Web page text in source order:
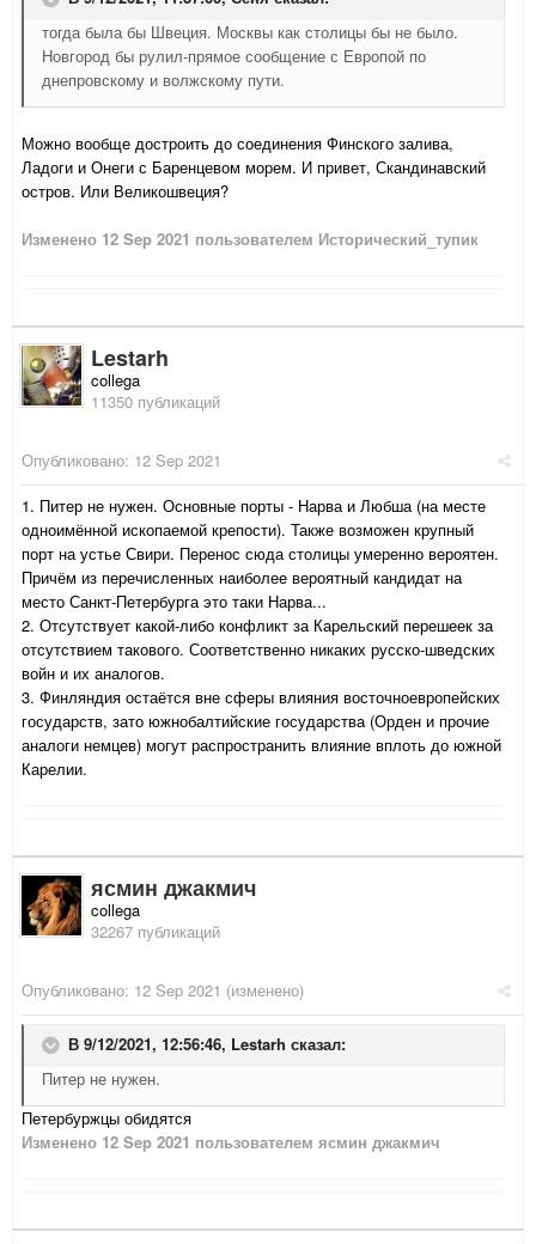
тогда была бы Швеция. Москвы как столицы бы не было.
Новгород бы рулил-прямое сообщение с Европой по
днепровскому и волжскому пути.
Можно вообще достроить до соединения Финского залива,
Ладоги и Онеги с Баренцевом морем. И привет, Скандинавский
остров. Или Великошвеция?
Изменено 12 Sep 2021 пользователем Исторический_тупик
Lestarh
collega
11350 публикаций
Опубликовано: 12 Sep 2021
1. Питер не нужен. Основные порты - Нарва и Любша (на месте
одноимённой ископаемой крепости). Также возможен крупный
порт на устье Свири. Перенос сюда столицы умеренно вероятен.
Причём из перечисленных наиболее вероятный кандидат на
место Санкт-Петербурга это таки Нарва...
2. Отсутствует какой-либо конфликт за Карельский перешеек за
отсутствием такового. Соответственно никаких русско-шведских
войн и их аналогов.
3. Финляндия остаётся вне сферы влияния восточноевропейских
государств, зато южнобалтийские государства (Орден и прочие
аналоги немцев) могут распространить влияние вплоть до южной
Карелии.
ясмин джакмич
collega
32267 публикаций
Опубликовано: 12 Sep 2021 (изменено)
В 9/12/2021, 12:56:46, Lestarh сказал:
Питер не нужен.
Петербуржцы обидятся
Изменено 12 Sep 2021 пользователем ясмин джакмич